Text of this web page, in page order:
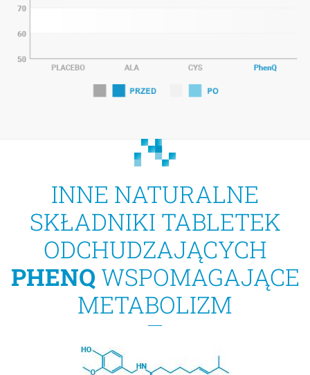
INNE NATURALNE
SKŁADNIKI TABLETEK
ODCHUDZAJĄCYCH
PHENQ WSPOMAGAJĄCE
METABOLIZM